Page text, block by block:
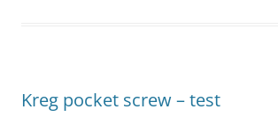
Kreg pocket screw – test